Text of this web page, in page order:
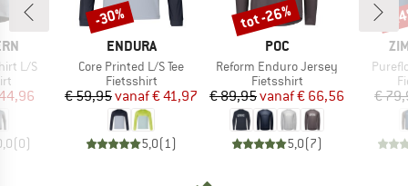
L/S
prijs
(0)
MERK
ENDURA
Artikel
Core Printed L/S Tee
Productgroep
Fietsshirt
Prijs
€ 59,95 Verlaagde prijs
vanaf€ 41,97
5,0( 1)
Korting
-30%
MERK
POC
Artikel
Reform Enduro Jersey
Productgroep
Fietsshirt
Prijs
€ 89,95 Verlaagde prijs
vanaf€ 66,56
5,0(7)
Korting
tot -26%
Artikel
€
-